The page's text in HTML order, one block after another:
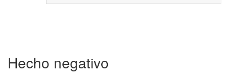
Hecho negativo